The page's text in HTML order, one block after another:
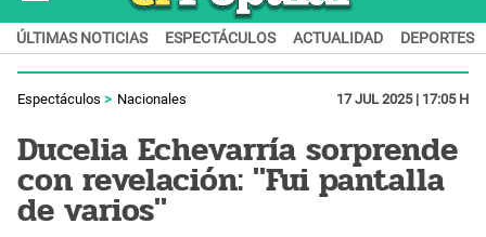
ÚLTIMAS NOTICIAS ESPECTÁCULOS ACTUALIDAD DEPORTES
Espectáculos Nacionales 17 JUL 2025 | 17:05 H
Ducelia Echevarría sorprende
con revelación: "Fui pantalla
de varios"